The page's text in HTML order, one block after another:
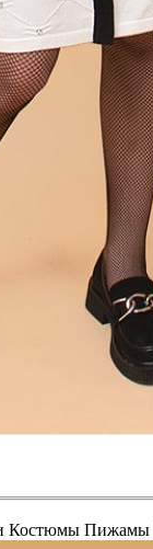
Костюмы Пижамы